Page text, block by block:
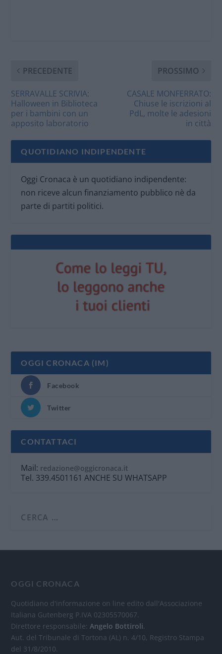
PRECEDENTE
SERRAVALLE SCRIVIA:
Halloween in Biblioteca
per i bambini con un
apposito laboratorio
PROSSIMO
CASALE MONFERRATO:
Chiuse le iscrizioni al
PdL, molte le adesioni
in città
QUOTIDIANO INDIPENDENTE
Oggi Cronaca è un quotidiano indipendente:
non riceve alcun finanziamento pubblico nè da
parte di partiti politici.
OGGI CRONACA (IM)
Facebook
Twitter
CONTATTACI
Mail: redazione@oggicronaca.it
Tel. 339.4501161 ANCHE SU WHATSAPP
OGGI CRONACA
Quotidiano d'informazione on line edito dall'Associazione
Italiana Gutenberg P.IVA 02305570067.
Direttore responsabile:Angelo Bottiroli
Aut. del Tribunale di Tortona (AL) n. 4/10, Registro Stampa
del 31/8/2010.